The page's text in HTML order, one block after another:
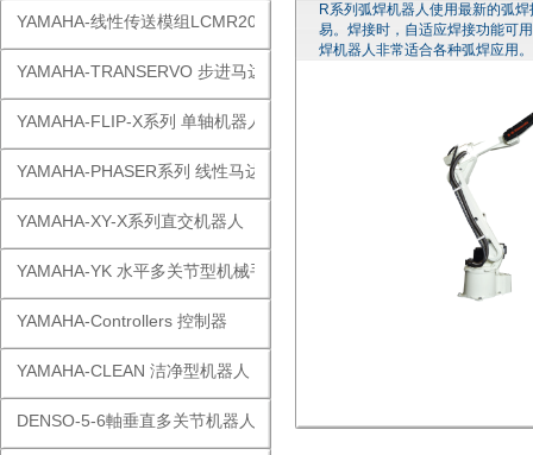
YAMAHA-线性传送模组LCMR200
YAMAHA-TRANSERVO 步进马达单轴
YAMAHA-FLIP-X系列 单轴机器人
YAMAHA-PHASER系列 线性马达
YAMAHA-XY-X系列直交机器人
YAMAHA-YK 水平多关节型机械手
YAMAHA-Controllers 控制器
YAMAHA-CLEAN 洁净型机器人
DENSO-5-6軸垂直多关节机器人
R系列弧焊机器人使用最新的弧
易。焊接时，自适应焊接功能可
焊机器人非常适合各种弧焊应用。